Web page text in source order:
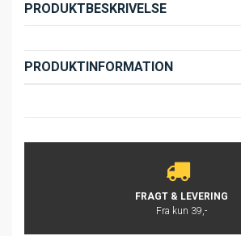
PRODUKTBESKRIVELSE
PRODUKTINFORMATION
FRAGT & LEVERING
Fra kun 39,-